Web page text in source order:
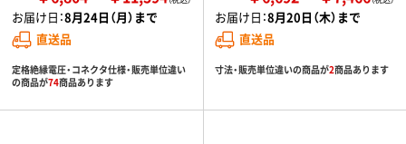
お届け日：8月24日（月）まで
直送品
定格絶縁電圧・コネクタ仕様・販売単位違い
の商品が74商品あります
お届け日：8月20日（木）まで
直送品
寸法・販売単位違いの商品が2商品あります